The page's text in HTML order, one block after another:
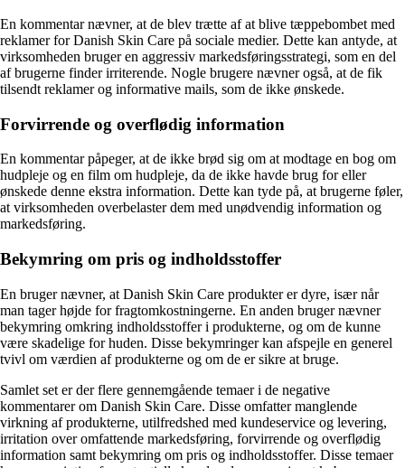
En kommentar nævner, at de blev trætte af at blive tæppebombet med
reklamer for Danish Skin Care på sociale medier. Dette kan antyde, at
virksomheden bruger en aggressiv markedsføringsstrategi, som en del
af brugerne finder irriterende. Nogle brugere nævner også, at de fik
tilsendt reklamer og informative mails, som de ikke ønskede.
Forvirrende og overflødig information
En kommentar påpeger, at de ikke brød sig om at modtage en bog om
hudpleje og en film om hudpleje, da de ikke havde brug for eller
ønskede denne ekstra information. Dette kan tyde på, at brugerne føler,
at virksomheden overbelaster dem med unødvendig information og
markedsføring.
Bekymring om pris og indholdsstoffer
En bruger nævner, at Danish Skin Care produkter er dyre, især når
man tager højde for fragtomkostningerne. En anden bruger nævner
bekymring omkring indholdsstoffer i produkterne, og om de kunne
være skadelige for huden. Disse bekymringer kan afspejle en generel
tvivl om værdien af produkterne og om de er sikre at bruge.
Samlet set er der flere gennemgående temaer i de negative
kommentarer om Danish Skin Care. Disse omfatter manglende
virkning af produkterne, utilfredshed med kundeservice og levering,
irritation over omfattende markedsføring, forvirrende og overflødig
information samt bekymring om pris og indholdsstoffer. Disse temaer